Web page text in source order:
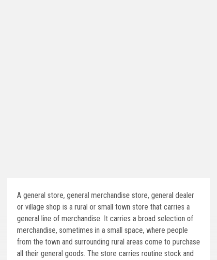
A general store, general merchandise store, general dealer
or village shop is a rural or small town store that carries a
general line of merchandise. It carries a broad selection of
merchandise, sometimes in a small space, where people
from the town and surrounding rural areas come to purchase
all their general goods. The store carries routine stock and